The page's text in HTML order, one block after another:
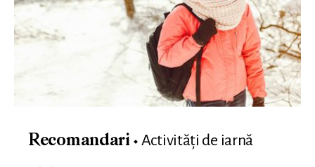
Recomandari Activități de iarnă